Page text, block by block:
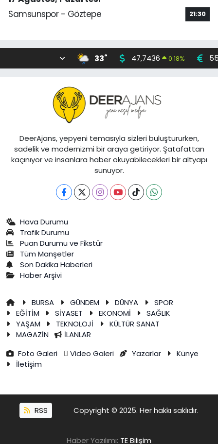
Samsunspor - Göztepe
21:30
33° 47,7436 0.18%
DeerAjans, yepyeni temasıyla sizleri buluştururken,
sadelik ve modernizmi bir araya getiriyor. Şatafattan
kaçınıyor ve insanlara haber okuyabilecekleri bir altyapı
sunuyor.
Hava Durumu
Trafik Durumu
Puan Durumu ve Fikstür
Tüm Manşetler
Son Dakika Haberleri
Haber Arşivi
BURSA GÜNDEM DÜNYA
SPOR
EĞİTİM
SİYASET EKONOMİ
SAĞLIK
YAŞAM
TEKNOLOJİ
KÜLTÜR SANAT
MAGAZİN
İLANLAR
Foto Galeri
Video Galeri Yazarlar
Künye
İletişim
RSS Copyright © 2025. Her hakkı saklıdır.
Haber Yazılımı: TE Bilişim